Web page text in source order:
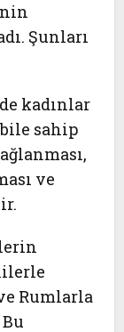
Şunları
kadınlar
sahip
ve
Rumlarla